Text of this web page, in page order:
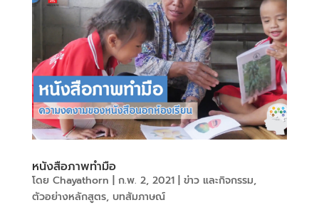
หนังสือภาพทำมือ
โดย Chayathorn ก.พ. 2, 2021| ข่าว และกิจกรรม,
ตัวอย่างหลักสูตร, บทสัมภาษณ์